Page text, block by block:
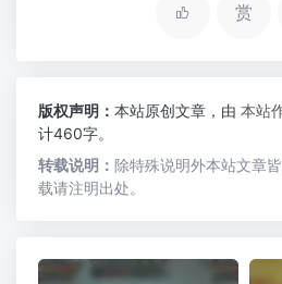
赏
版权声明： 本站原创文章，由 本站
计460字。
转载说明： 除特殊说明外本站文章
载请注明出处。